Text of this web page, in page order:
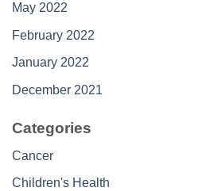
May 2022
February 2022
January 2022
December 2021
Categories
Cancer
Children's Health